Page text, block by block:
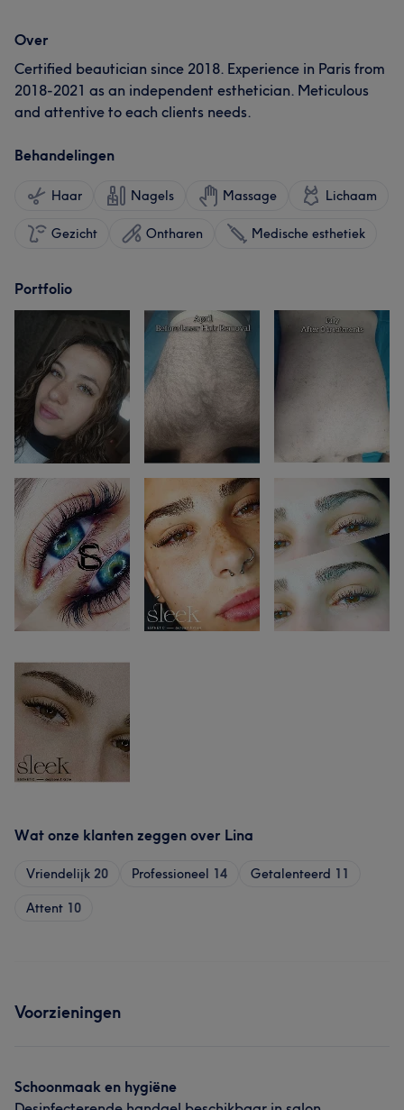
Over
Certified beautician since 2018. Experience in Paris from
2018-2021 as an independent esthetician. Meticulous
and attentive to each clients needs.
Behandelingen
Haar Nagels Massage Lichaam
Gezicht Ontharen Medische esthetiek
Portfolio
Wat onze klanten zeggen over Lina
Vriendelijk 20 Professioneel 14 Getalenteerd 11
Attent 10
Voorzieningen
Schoonmaak en hygiëne